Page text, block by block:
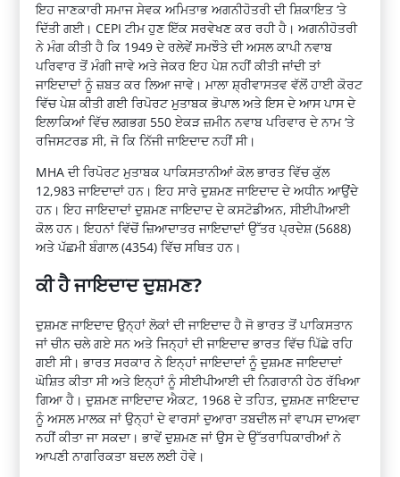
ਇਹ ਜਾਣਕਾਰੀ ਸਮਾਜ ਸੇਵਕ ਅਮਿਤਾਭ ਅਗਨੀਹੋਤਰੀ ਦੀ ਸ਼ਿਕਾਇਤ ‘ਤੇ
ਦਿੱਤੀ ਗਈ। CEPI ਟੀਮ ਹੁਣ ਇੱਕ ਸਰਵੇਖਣ ਕਰ ਰਹੀ ਹੈ। ਅਗਨੀਹੋਤਰੀ
ਨੇ ਮੰਗ ਕੀਤੀ ਹੈ ਕਿ 1949 ਦੇ ਰਲੇਵੇਂ ਸਮਝੌਤੇ ਦੀ ਅਸਲ ਕਾਪੀ ਨਵਾਬ
ਪਰਿਵਾਰ ਤੋਂ ਮੰਗੀ ਜਾਵੇ ਅਤੇ ਜੇਕਰ ਇਹ ਪੇਸ਼ ਨਹੀਂ ਕੀਤੀ ਜਾਂਦੀ ਤਾਂ
ਜਾਇਦਾਦਾਂ ਨੂੰ ਜ਼ਬਤ ਕਰ ਲਿਆ ਜਾਵੇ। ਮਾਲਾ ਸ਼੍ਰੀਵਾਸਤਵ ਵੱਲੋਂ ਹਾਈ ਕੋਰਟ
ਵਿੱਚ ਪੇਸ਼ ਕੀਤੀ ਗਈ ਰਿਪੋਰਟ ਮੁਤਾਬਕ ਭੋਪਾਲ ਅਤੇ ਇਸ ਦੇ ਆਸ ਪਾਸ ਦੇ
ਇਲਾਕਿਆਂ ਵਿੱਚ ਲਗਭਗ 550 ਏਕੜ ਜ਼ਮੀਨ ਨਵਾਬ ਪਰਿਵਾਰ ਦੇ ਨਾਮ ‘ਤੇ
ਰਜਿਸਟਰਡ ਸੀ, ਜੋ ਕਿ ਨਿੱਜੀ ਜਾਇਦਾਦ ਨਹੀਂ ਸੀ।
MHA ਦੀ ਰਿਪੋਰਟ ਮੁਤਾਬਕ ਪਾਕਿਸਤਾਨੀਆਂ ਕੋਲ ਭਾਰਤ ਵਿੱਚ ਕੁੱਲ
12,983 ਜਾਇਦਾਦਾਂ ਹਨ। ਇਹ ਸਾਰੇ ਦੁਸ਼ਮਣ ਜਾਇਦਾਦ ਦੇ ਅਧੀਨ ਆਉਂਦੇ
ਹਨ। ਇਹ ਜਾਇਦਾਦਾਂ ਦੁਸ਼ਮਣ ਜਾਇਦਾਦ ਦੇ ਕਸਟੋਡੀਅਨ, ਸੀਈਪੀਆਈ
ਕੋਲ ਹਨ। ਇਹਨਾਂ ਵਿੱਚੋਂ ਜ਼ਿਆਦਾਤਰ ਜਾਇਦਾਦਾਂ ਉੱਤਰ ਪ੍ਰਦੇਸ਼ (5688)
ਅਤੇ ਪੱਛਮੀ ਬੰਗਾਲ (4354) ਵਿੱਚ ਸਥਿਤ ਹਨ।
ਕੀ ਹੈ ਜਾਇਦਾਦ ਦੁਸ਼ਮਣ?
ਦੁਸ਼ਮਣ ਜਾਇਦਾਦ ਉਨ੍ਹਾਂ ਲੋਕਾਂ ਦੀ ਜਾਇਦਾਦ ਹੈ ਜੋ ਭਾਰਤ ਤੋਂ ਪਾਕਿਸਤਾਨ
ਜਾਂ ਚੀਨ ਚਲੇ ਗਏ ਸਨ ਅਤੇ ਜਿਨ੍ਹਾਂ ਦੀ ਜਾਇਦਾਦ ਭਾਰਤ ਵਿੱਚ ਪਿੱਛੇ ਰਹਿ
ਗਈ ਸੀ। ਭਾਰਤ ਸਰਕਾਰ ਨੇ ਇਨ੍ਹਾਂ ਜਾਇਦਾਦਾਂ ਨੂੰ ਦੁਸ਼ਮਣ ਜਾਇਦਾਦਾਂ
ਘੋਸ਼ਿਤ ਕੀਤਾ ਸੀ ਅਤੇ ਇਨ੍ਹਾਂ ਨੂੰ ਸੀਈਪੀਆਈ ਦੀ ਨਿਗਰਾਨੀ ਹੇਠ ਰੱਖਿਆ
ਗਿਆ ਹੈ। ਦੁਸ਼ਮਣ ਜਾਇਦਾਦ ਐਕਟ, 1968 ਦੇ ਤਹਿਤ, ਦੁਸ਼ਮਣ ਜਾਇਦਾਦ
ਨੂੰ ਅਸਲ ਮਾਲਕ ਜਾਂ ਉਨ੍ਹਾਂ ਦੇ ਵਾਰਸਾਂ ਦੁਆਰਾ ਤਬਦੀਲ ਜਾਂ ਵਾਪਸ ਦਾਅਵਾ
ਨਹੀਂ ਕੀਤਾ ਜਾ ਸਕਦਾ। ਭਾਵੇਂ ਦੁਸ਼ਮਣ ਜਾਂ ਉਸ ਦੇ ਉੱਤਰਾਧਿਕਾਰੀਆਂ ਨੇ
ਆਪਣੀ ਨਾਗਰਿਕਤਾ ਬਦਲ ਲਈ ਹੋਵੇ।